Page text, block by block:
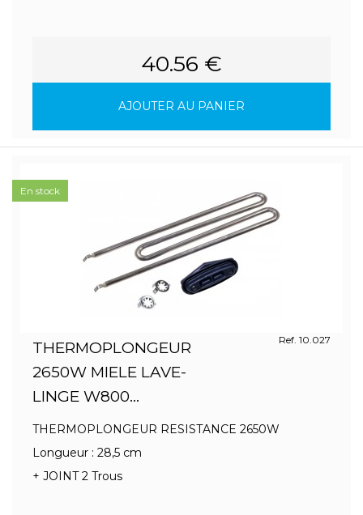
40.56 €
AJOUTER AU PANIER
THERMOPLONGEUR
2650W MIELE LAVE-
LINGE W800...
Ref. 10.027
THERMOPLONGEUR RESISTANCE 2650W
Longueur : 28,5 cm
+ JOINT 2 Trous
En stock